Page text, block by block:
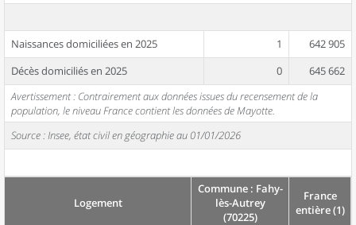
Naissances domiciliées en 2025 1
642 905
Décès domiciliés en 2025
0
645 662
Avertissement : Contrairement aux données issues du recensement de la
population, le niveau France contient les données de Mayotte.
Source : Insee, état civil en géographie au 01/01/2026
Logement
Commune : Fahy-
lès-Autrey
(70225)
France
entière (1)